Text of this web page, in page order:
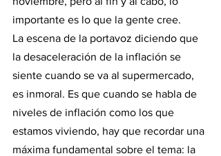
importante es lo que la gente cree.
La escena de la portavoz diciendo que
la desaceleración de la inflación se
siente cuando se va al supermercado,
es inmoral. Es que cuando se habla de
niveles de inflación como los que
estamos viviendo, hay que recordar una
máxima fundamental sobre el tema: la